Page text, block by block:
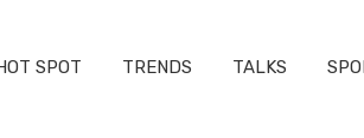
SPOT TRENDS TALKS